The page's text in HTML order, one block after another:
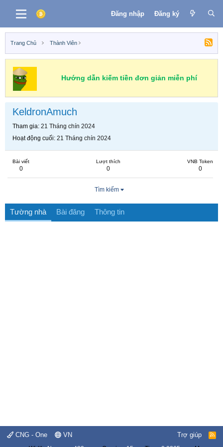
Đăng nhập Đăng ký
Trang Chủ Thành Viên
Hướng dẫn kiếm tiền đơn giản miễn phí
KeldronAmuch
Tham gia 21 Tháng chín 2024
Hoạt động cuối 21 Tháng chín 2024
Bài viết
0
Lượt thích
0
VNB Token
0
Tìm kiếm
Tường nhà Bài đăng Thông tin
CNG - One VN Trợ giúp
R